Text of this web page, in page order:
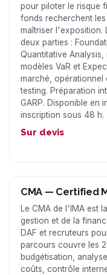
pour piloter le risque
fonds recherchent
maîtriser l'exposition.
deux parties :
Quantitative Analysis,
modèles VaR et
marché, opérationnel
testing. Préparation
GARP. Disponible en
inscription sous 48 h.
Sur devis
CMA — Certified
Le CMA de l'IMA est
gestion et de la
DAF et recruteurs
parcours couvre les
budgétisation,
coûts, contrôle